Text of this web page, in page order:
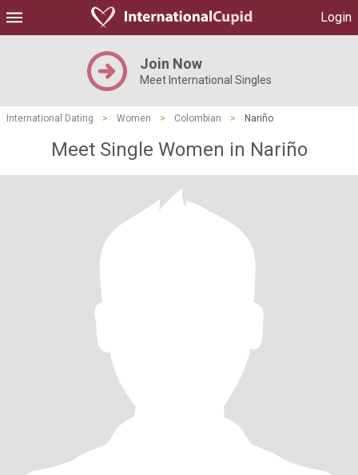
Login
Join Now
Meet International Singles
International Dating > Women > Colombian > Nariño
Meet Single Women in Nariño